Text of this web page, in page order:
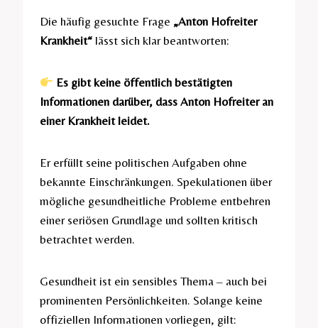
Die häufig gesuchte Frage „Anton Hofreiter
Krankheit“ lässt sich klar beantworten:
Es gibt keine öffentlich bestätigten
Informationen darüber, dass Anton Hofreiter an
einer Krankheit leidet.
Er erfüllt seine politischen Aufgaben ohne
bekannte Einschränkungen. Spekulationen über
mögliche gesundheitliche Probleme entbehren
einer seriösen Grundlage und sollten kritisch
betrachtet werden.
Gesundheit ist ein sensibles Thema – auch bei
prominenten Persönlichkeiten. Solange keine
offiziellen Informationen vorliegen, gilt: